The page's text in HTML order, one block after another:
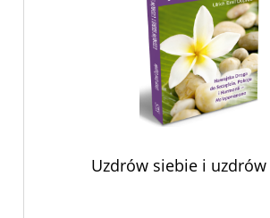
Uzdrów siebie i